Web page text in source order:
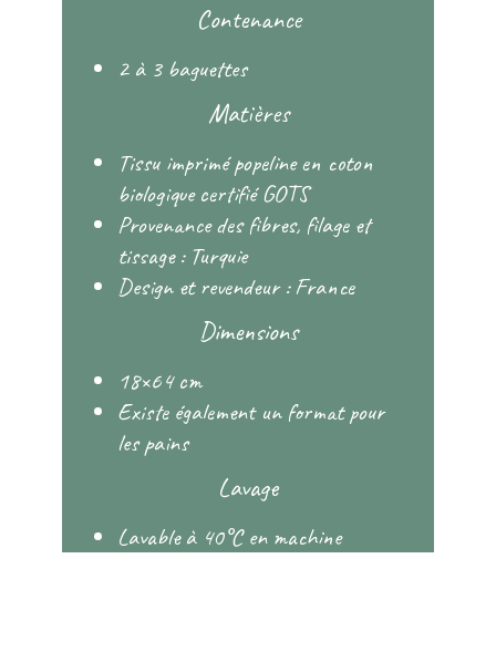
Contenance
2 à 3 baguettes
Matières
Tissu imprimé popeline en coton
biologique certifié GOTS
Provenance des fibres, filage et
tissage : Turquie
Design et revendeur : France
Dimensions
18×64 cm
Existe également un format pour
les pains
Lavage
Lavable à 40°C en machine